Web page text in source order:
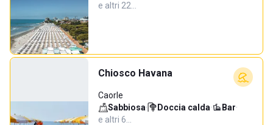
e altri 22…
Chiosco Havana
Caorle
Sabbiosa· Doccia calda· Bar·
e altri 6…